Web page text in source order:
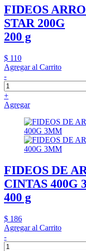
FIDEOS
STAR 200G
200 g
$ 110
Agregar al Carrito
-
+
Agregar
FIDEOS DE
CINTAS 400G
400 g
$ 186
Agregar al Carrito
-